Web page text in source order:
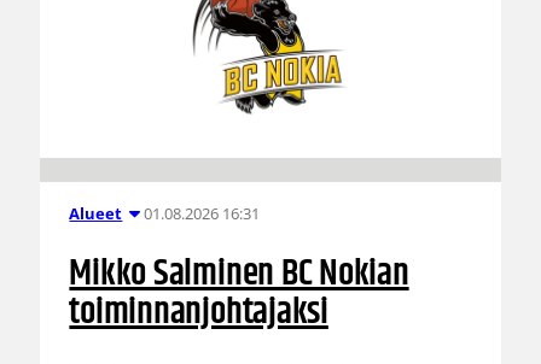
Alueet 01.08.2026 16:31
Mikko Salminen BC Nokian
toiminnanjohtajaksi